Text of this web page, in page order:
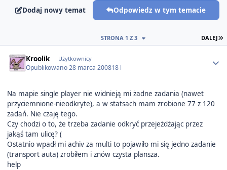
Dodaj nowy temat Odpowiedz w tym temacie
DALEJ
STRONA 1 Z 3
Kroolik Użytkownicy
Opublikowano28 marca 200818 l
Na mapie single player nie widnieją mi żadne zadania (nawet
przyciemnione-nieodkryte), a w statsach mam zrobione 77 z 120
zadań. Nie czaję tego.
Czy chodzi o to, że trzeba zadanie odkryć przejeżdżając przez
jakąś tam ulicę? (
Ostatnio wpadł mi achiv za multi to pojawiło mi się jedno zadanie
(transport auta) zrobiłem i znów czysta plansza.
help